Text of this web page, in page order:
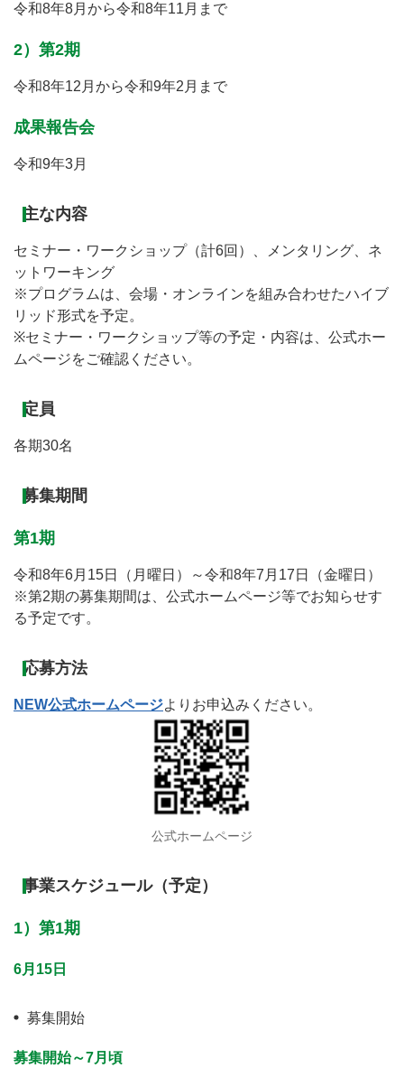
令和8年8月から令和8年11月まで
2）第2期
令和8年12月から令和9年2月まで
成果報告会
令和9年3月
主な内容
セミナー・ワークショップ（計6回）、メンタリング、ネ
ットワーキング
※プログラムは、会場・オンラインを組み合わせたハイブ
リッド形式を予定。
※セミナー・ワークショップ等の予定・内容は、公式ホー
ムページをご確認ください。
定員
各期30名
募集期間
第1期
令和8年6月15日（月曜日）～令和8年7月17日（金曜日）
※第2期の募集期間は、公式ホームページ等でお知らせす
る予定です。
応募方法
NEW公式ホームページよりお申込みください。
公式ホームページ
事業スケジュール（予定）
1）第1期
6月15日
募集開始
募集開始～7月頃